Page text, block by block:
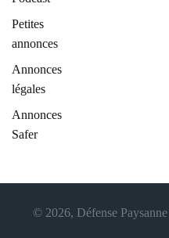
Petites
annonces
Annonces
légales
Annonces
Safer
© 2026, Défense